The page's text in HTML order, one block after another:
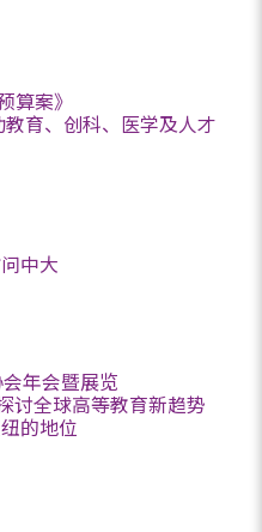
算案》
育、创科、医学及人才
中大
年会暨展览
讨全球高等教育新趋势
的地位